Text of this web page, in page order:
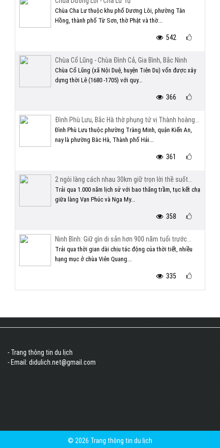
Chùa Cha Lư thuộc khu phố Dương Lôi, phường Tân
Hồng, thành phố Từ Sơn, thờ Phật và thờ...
542
Chùa Cổ Lũng - Chùa Đình Cả, Gia Bình, Bắc Ninh
Chùa Cổ Lũng (xã Nội Duệ, huyện Tiên Du) vốn được xây
dựng thời Lê (1680 -1705) với quy...
366
Đình Phù Lưu, Bắc Hà thờ phụng tứ vị Thành hoàng...
Đình Phù Lưu thuộc phường Tràng Minh, quận Kiến An,
nay là phường Bắc Hà, Thành phố Hải...
361
2 ngôi làng cách nhau 30km giữ trọn lời thề suốt...
Trải qua 1.000 năm lịch sử với bao thăng trầm, tục kết chạ
giữa làng Vạn Phúc và Nga My...
358
Ninh Bình: Giữ gìn di sản hơn 900 năm tuổi trước...
Trải qua thời gian dài chịu tác động của thời tiết, nhiều
hạng mục ở chùa Viên Quang...
335
- Trang thông tin du lịch
- Email: didulich.net@gmail.com
© 2026 Trang thông tin du lịch